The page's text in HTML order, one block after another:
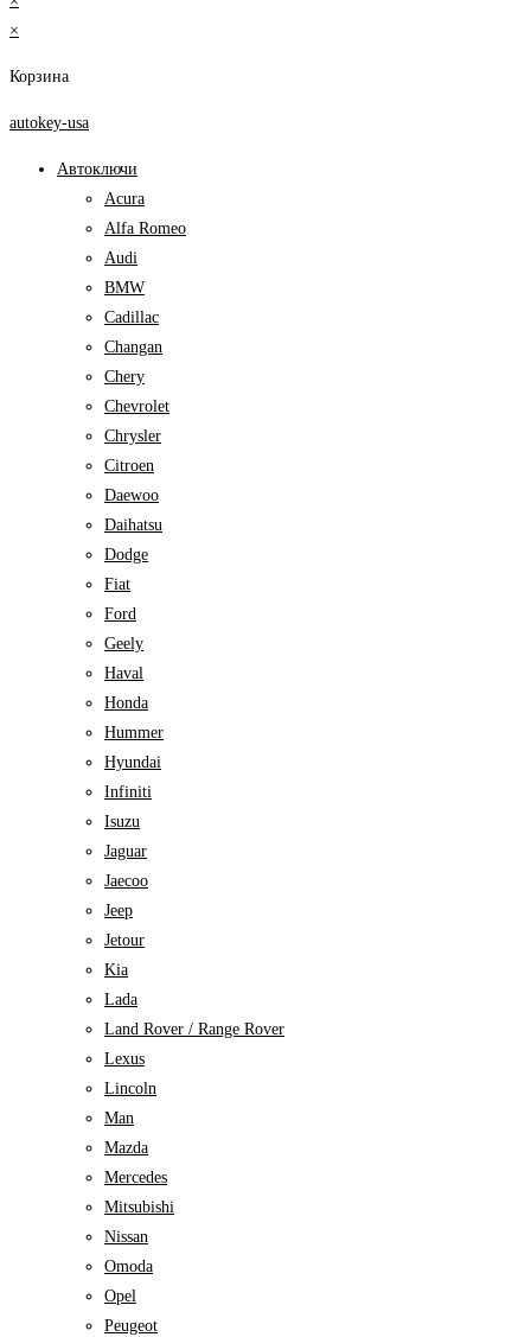
×
Корзина
autokey-usa
Автоключи
Acura
Alfa Romeo
Audi
BMW
Cadillac
Changan
Chery
Chevrolet
Chrysler
Citroen
Daewoo
Daihatsu
Dodge
Fiat
Ford
Geely
Haval
Honda
Hummer
Hyundai
Infiniti
Isuzu
Jaguar
Jaecoo
Jeep
Jetour
Kia
Lada
Land Rover / Range Rover
Lexus
Lincoln
Man
Mazda
Mercedes
Mitsubishi
Nissan
Omoda
Opel
Peugeot